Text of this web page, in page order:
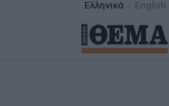
Ελληνικά English